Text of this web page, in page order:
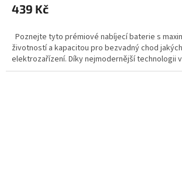
439 Kč
Poznejte tyto prémiové nabíjecí baterie s
životností a kapacitou pro bezvadný chod
elektrozařízení. Díky nejmodernější technologii